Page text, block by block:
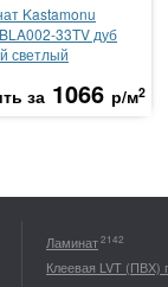
Kastamonu
33TV дуб
светлый
за 1066 р/м2
Ламинат2142
Клеевая LVT (ПВХ)